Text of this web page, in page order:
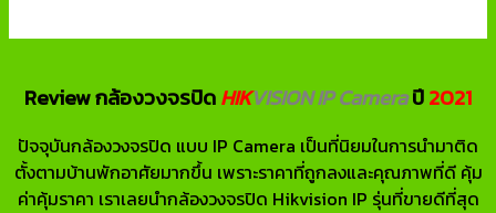
Review กล้องวงจรปิดHIKVISION IP Cameraปี2021
ปัจจุบันกล้องวงจรปิด แบบ IP Camera เป็นที่นิยมในการนำมาติด
ตั้งตามบ้านพักอาศัยมากขึ้น เพราะราคาที่ถูกลงและคุณภาพที่ดี คุ้ม
ค่าคุ้มราคา เราเลยนำกล้องวงจรปิด Hikvision IP รุ่นที่ขายดีที่สุด